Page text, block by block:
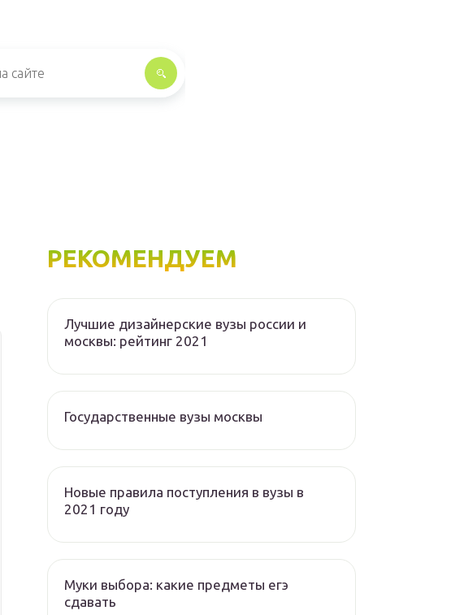
РЕКОМЕНДУЕМ
Лучшие дизайнерские вузы россии и
москвы: рейтинг 2021
Государственные вузы москвы
Новые правила поступления в вузы в
2021 году
Муки выбора: какие предметы егэ
сдавать